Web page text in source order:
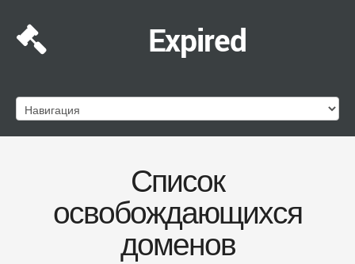
Expired
Список
освобождающихся
доменов